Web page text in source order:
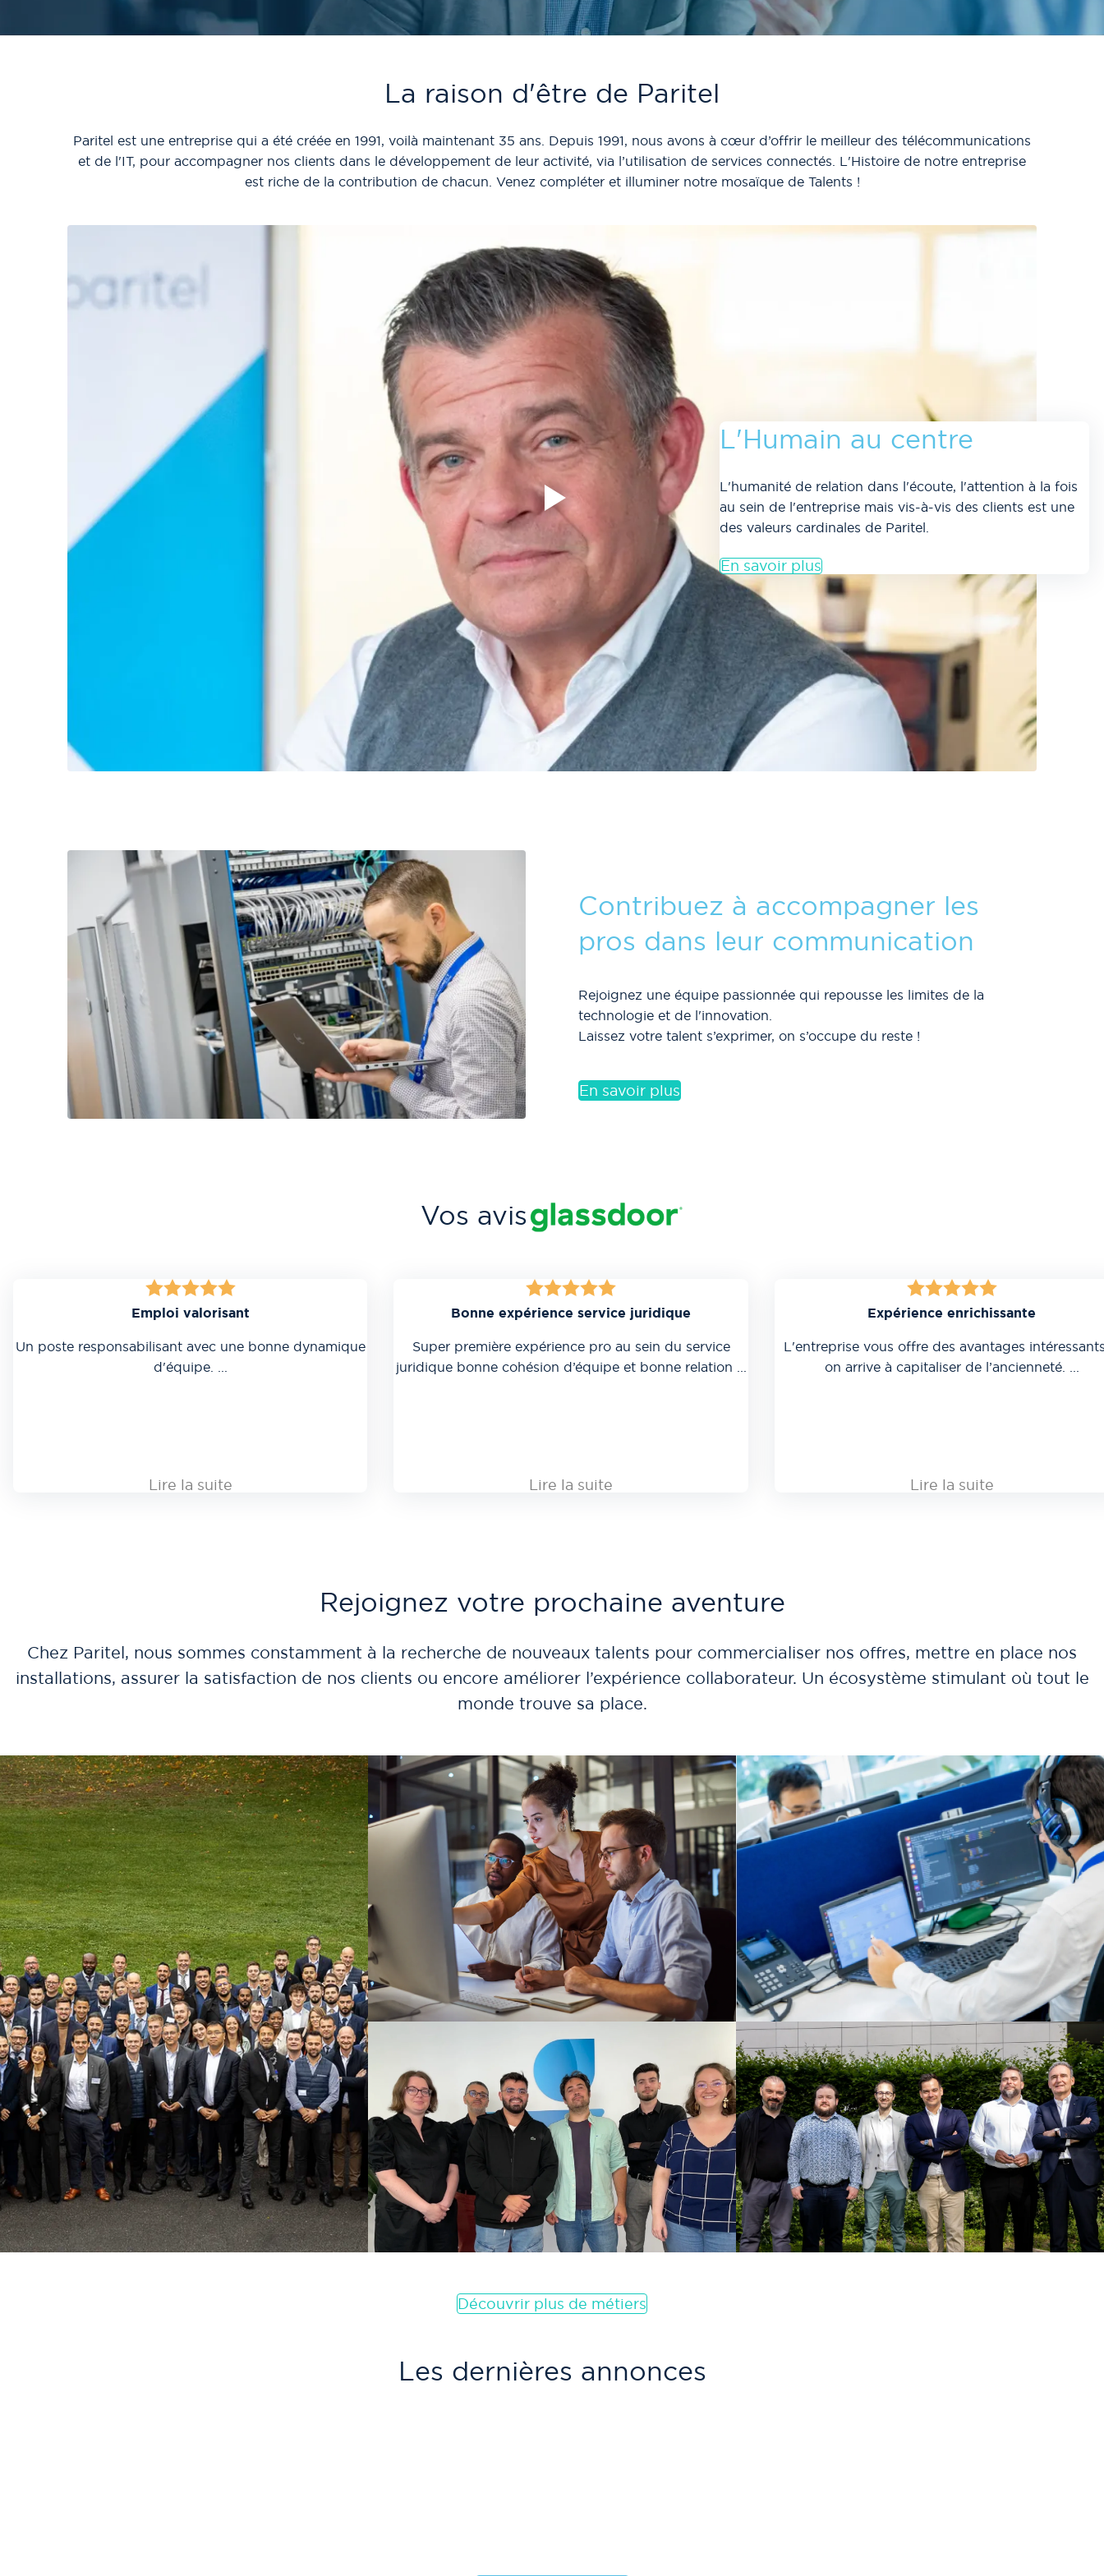
La raison d'être de Paritel
Paritel est une entreprise qui a été créée en 1991, voilà maintenant 35 ans. Depuis 1991, nous avons à cœur d’offrir le meilleur des télécommunications
et de l'IT, pour accompagner nos clients dans le développement de leur activité, via l’utilisation de services connectés. L'Histoire de notre entreprise
est riche de la contribution de chacun. Venez compléter et illuminer notre mosaïque de Talents !
L'Humain au centre
L'humanité de relation dans l'écoute, l'attention à la fois
au sein de l'entreprise mais vis-à-vis des clients est une
des valeurs cardinales de Paritel.
En savoir plus
Contribuez à accompagner les
pros dans leur communication
Rejoignez une équipe passionnée qui repousse les limites de la
technologie et de l'innovation.
Laissez votre talent s’exprimer, on s’occupe du reste !
En savoir plus
Vos avis
Emploi valorisant
Un poste responsabilisant avec une bonne dynamique
d'équipe.
Lire la suite
Bonne expérience service juridique
Super première expérience pro au sein du service
juridique bonne cohésion d’équipe et bonne relation
Lire la suite
Expérience enrichissante
L'entreprise vous offre des avantages
on arrive à capitaliser de l’ancienneté.
Lire la suite
Rejoignez votre prochaine aventure
Chez Paritel, nous sommes constamment à la recherche de nouveaux talents pour commercialiser nos offres, mettre en place nos
installations, assurer la satisfaction de nos clients ou encore améliorer l’expérience collaborateur. Un écosystème stimulant où tout le
monde trouve sa place.
Découvrir plus de métiers
Les dernières annonces